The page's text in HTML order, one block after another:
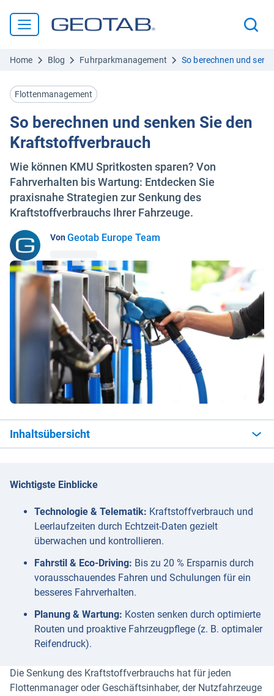
Home Blog Fuhrparkmanagement So berechnen und
Flottenmanagement
So berechnen und senken Sie den
Kraftstoffverbrauch
Wie können KMU Spritkosten sparen? Von
Fahrverhalten bis Wartung: Entdecken Sie
praxisnahe Strategien zur Senkung des
Kraftstoffverbrauchs Ihrer Fahrzeuge.
VonGeotab Europe Team
Inhaltsübersicht
Wichtigste Einblicke
Technologie & Telematik: Kraftstoffverbrauch und
Leerlaufzeiten durch Echtzeit-Daten gezielt
überwachen und kontrollieren.
Fahrstil & Eco-Driving: Bis zu 20 % Ersparnis durch
vorausschauendes Fahren und Schulungen für ein
besseres Fahrverhalten.
Planung & Wartung: Kosten senken durch optimierte
Routen und proaktive Fahrzeugpflege (z. B. optimaler
Reifendruck).
Die Senkung des Kraftstoffverbrauchs hat für jeden
Flottenmanager oder Geschäftsinhaber, der Nutzfahrzeuge